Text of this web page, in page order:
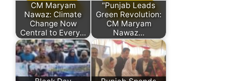
CM Maryam
Nawaz: Climate
Change Now
Central to Every…
“Punjab Leads
Green Revolution:
CM Maryam
Nawaz…